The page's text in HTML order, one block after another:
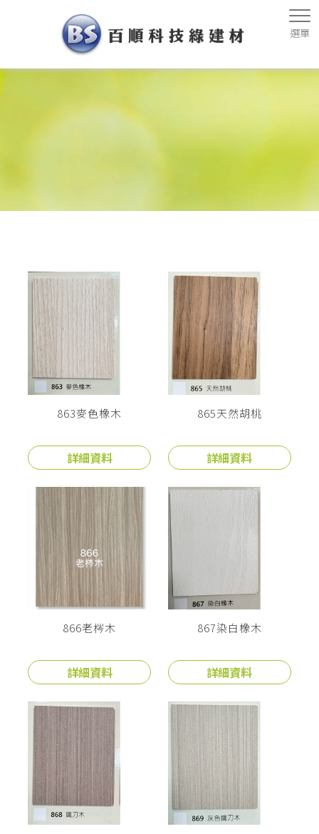
863麥色橡木
詳細資料
865天然胡桃
詳細資料
866老梣木
詳細資料
867染白橡木
詳細資料